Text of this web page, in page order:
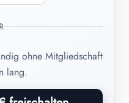
ohne Mitgliedschaft
lang.